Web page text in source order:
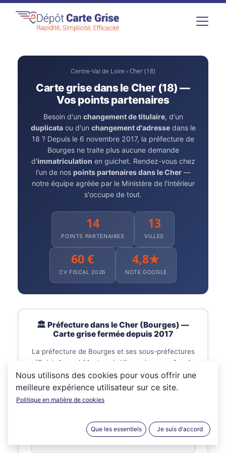
Centre-Val de Loire › Cher (18)
Carte grise dans le Cher (18) —
Vos points partenaires
Besoin d'un changement de titulaire, d'un
duplicataou d'un changement d'adressedans le
18 ? Depuis le 6 novembre 2017, la préfecture de
Bourges ne traite plus aucune demande
d'immatriculation en guichet. Rendez-vous chez
l'un de nos points partenaires dans le Cher—
notre équipe agréée par le Ministère de l'Intérieur
s'occupe de tout.
14
POINTS PARTENAIRES
13
VILLES
60 €
CV FISCAL 2026
4,8★
NOTE GOOGLE
🏛️ Préfecture dans le Cher (Bourges) —
Carte grise fermée depuis 2017
La préfecture de Bourges et ses sous-préfectures
(Saint-Amand-Montrond · Vierzon)
ne reçoivent
plus le publicpour les demandes de carte grise
depuis la mise en place du Plan Préfectures
Nouvelle Génération (PPNG) le 6 novembre 2017.
Bourges
Nous utilisons des cookies pour vous offrir une
meilleure expérience utilisateur sur ce site.
Politique en matière de cookies
Que les essentiels Je suis d'accord